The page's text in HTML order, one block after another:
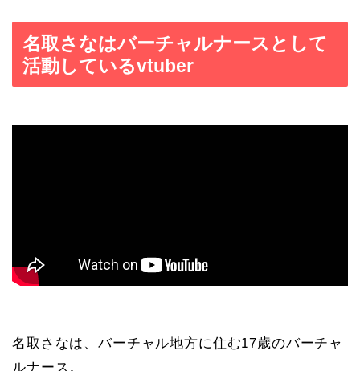
名取さなはバーチャルナースとして
活動しているvtuber
名取さなは、バーチャル地方に住む17歳のバーチャ
ルナース。